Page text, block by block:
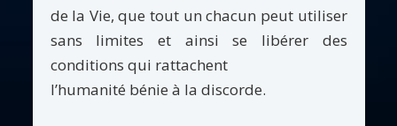
de la Vie, que tout un chacun peut utiliser
sans limites et ainsi se libérer des
conditions qui rattachent
l’humanité bénie à la discorde.